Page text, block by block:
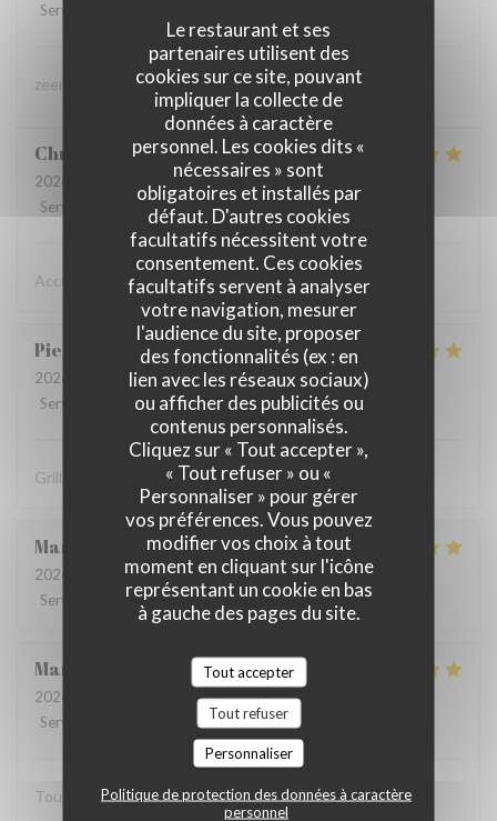
Le restaurant et ses
partenaires utilisent des
cookies sur ce site, pouvant
impliquer la collecte de
données à caractère
personnel. Les cookies dits «
nécessaires » sont
obligatoires et installés par
défaut. D'autres cookies
facultatifs nécessitent votre
consentement. Ces cookies
facultatifs servent à analyser
votre navigation, mesurer
l'audience du site, proposer
des fonctionnalités (ex : en
lien avec les réseaux sociaux)
ou afficher des publicités ou
contenus personnalisés.
Cliquez sur « Tout accepter »,
« Tout refuser » ou «
Personnaliser » pour gérer
vos préférences. Vous pouvez
modifier vos choix à tout
moment en cliquant sur l'icône
représentant un cookie en bas
à gauche des pages du site.
Tout accepter
Tout refuser
Personnaliser
Politique de protection des données à caractère
personnel
Service
zeer lekker gegeten, zeer vriendelijke bediening
Christine
2026-08-02
- 19:15 - Couverts 2
Service
Ambiance 5 /5 Cuisine Qualité / Prix
Accueil chaleureux , professionnel
Pierre
2026-07-31
- 19:30 - Couverts 8
Service
Ambiance:5/5 Cuisine: 5 /5 Qualité / Prix
Grillades à recommander
Martine
2026-08-01
- 12:15 - Couverts 2
Service
Ambiance: 4/5 Cuisine: 5/5 Qualité / Prix
Marie-catherine P
2026-08-02
- 12:45 - Couverts 4
Service
/5 Cuisine: /5
Toujours très bien. Bon produits. On s’est régalé merci.